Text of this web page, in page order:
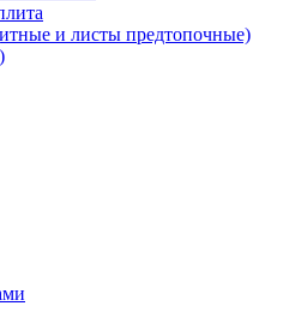
и листы предтопочные)